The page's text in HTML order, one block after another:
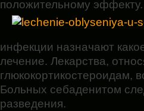
положительному
инфекции назначают
лечение. Лекарства,
Больных себаденитом
разведения.